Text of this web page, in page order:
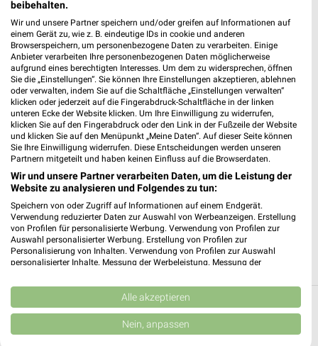
EURONICS XXL Söhlde-OT Nettlingen
Kornstr. 1
31185 Söhlde-OT Nettlingen
224,04 km
XXL Fachmarkt Salzwedel Weststar GmbH
Buchenallee 6
29410 Salzwedel
154,90 km
Alle Filialen, Adressen und Öffnungszeiten
von EURONICS XXL in und um Celle
beibehalten.
Wir und unsere Partner speichern und/oder greifen auf Informationen auf
einem Gerät zu, wie z. B. eindeutige IDs in cookie und anderen
Browserspeichern, um personenbezogene Daten zu verarbeiten. Einige
Anbieter verarbeiten Ihre personenbezogenen Daten möglicherweise
aufgrund eines berechtigten Interesses. Um dem zu widersprechen, öffnen
Sie die „Einstellungen“. Sie können Ihre Einstellungen akzeptieren, ablehnen
oder verwalten, indem Sie auf die Schaltfläche „Einstellungen verwalten“
klicken oder jederzeit auf die Fingerabdruck-Schaltfläche in der linken
unteren Ecke der Website klicken. Um Ihre Einwilligung zu widerrufen,
klicken Sie auf den Fingerabdruck oder den Link in der Fußzeile der Website
und klicken Sie auf den Menüpunkt „Meine Daten“. Auf dieser Seite können
Sie Ihre Einwilligung widerrufen. Diese Entscheidungen werden unseren
Partnern mitgeteilt und haben keinen Einfluss auf die Browserdaten.
Wir und unsere Partner verarbeiten Daten, um die Leistung der
Website zu analysieren und Folgendes zu tun:
Speichern von oder Zugriff auf Informationen auf einem Endgerät.
Verwendung reduzierter Daten zur Auswahl von Werbeanzeigen. Erstellung
von Profilen für personalisierte Werbung. Verwendung von Profilen zur
Auswahl personalisierter Werbung. Erstellung von Profilen zur
Personalisierung von Inhalten. Verwendung von Profilen zur Auswahl
personalisierter Inhalte. Messung der Werbeleistung. Messung der
Kombinationen von Daten aus verschiedenen Quellen. Entwicklung und
Verbesserung der Angebote. Verwendung reduzierter Daten zur Auswahl
von Inhalten.
Daten können außerhalb der Europäischen Union weitergegeben und in die
USA gesendet werden.
Alle akzeptieren
Nein, anpassen